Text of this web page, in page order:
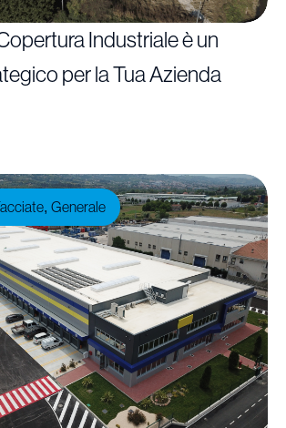
Industriale è un
per la Tua Azienda
, Generale